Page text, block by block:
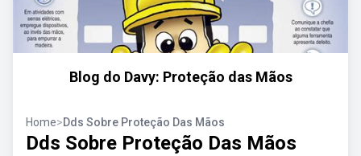
Blog do Davy: Proteção das Mãos
Home>Dds Sobre Proteção Das Mãos
Dds Sobre Proteção Das Mãos